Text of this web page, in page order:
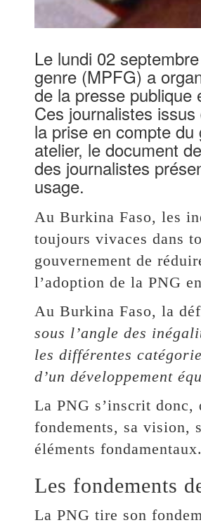
Le lundi 02
genre (MPFG) a
de la presse publique
Ces journalistes
la prise en compte
atelier, le document
des journalistes
usage.
Au Burkina Faso, les
toujours vivaces dans
gouvernement de
l’adoption de la PNG
Au Burkina Faso, la
sous l’angle des
les différentes
d’un développement
La PNG s’inscrit donc,
fondements, sa vision,
éléments fondamentaux.
Les fondements
La PNG tire son